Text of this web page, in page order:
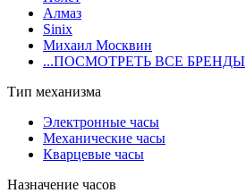
Алмаз
Sinix
Михаил Москвин
...ПОСМОТРЕТЬ ВСЕ БРЕНДЫ
Тип механизма
Электронные часы
Механические часы
Кварцевые часы
Назначение часов